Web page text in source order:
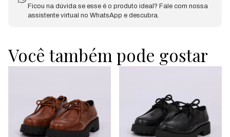
Ficou na dúvida se esse é o produto ideal? Fale com nossa
assistente virtual no WhatsApp e descubra.
Você também pode gostar